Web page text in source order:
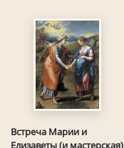
Встреча Марии и
Елизаветы (и мастерская)